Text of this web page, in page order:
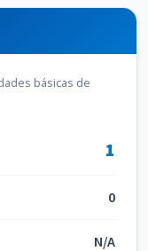
básicas de
1
0
N/A